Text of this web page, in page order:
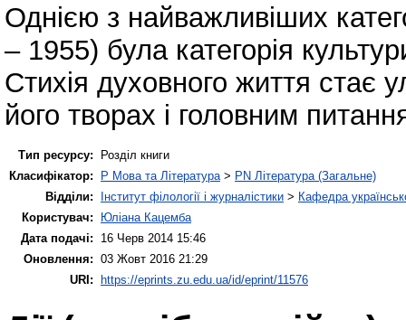
Однією з найважливіших
– 1955) була категорія
Стихія духовного життя стає
його творах і головним
Тип ресурсу:
Розділ книги
Класифікатор:
P Мова та Література > PN Література (Загальне)
Відділи:
Інститут філології і журналістики > Кафедра
Користувач:
Юліана Кацемба
Дата подачі:
16 Черв 2014 15:46
Оновлення: 03 Жовт 2016 21:29
URI: https://eprints.zu.edu.ua/id/eprint/11576